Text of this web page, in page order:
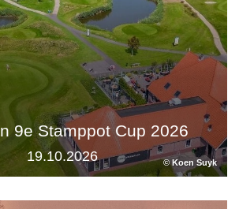
© Koen Suyk
9e Stamppot Cup 2026
19.10.2026